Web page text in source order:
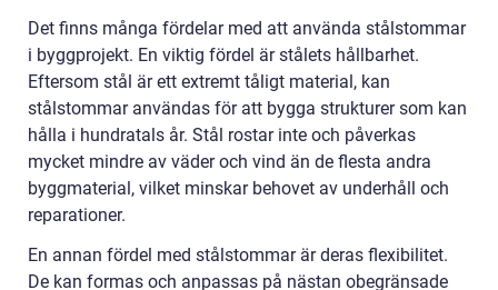
Det finns många fördelar med att använda stålstommar
i byggprojekt. En viktig fördel är stålets hållbarhet.
Eftersom stål är ett extremt tåligt material, kan
stålstommar användas för att bygga strukturer som kan
hålla i hundratals år. Stål rostar inte och påverkas
mycket mindre av väder och vind än de flesta andra
byggmaterial, vilket minskar behovet av underhåll och
reparationer.
En annan fördel med stålstommar är deras flexibilitet.
De kan formas och anpassas på nästan obegränsade